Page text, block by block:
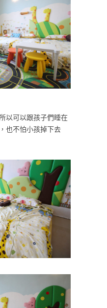
以可以跟孩子們睡在
也不怕小孩掉下去